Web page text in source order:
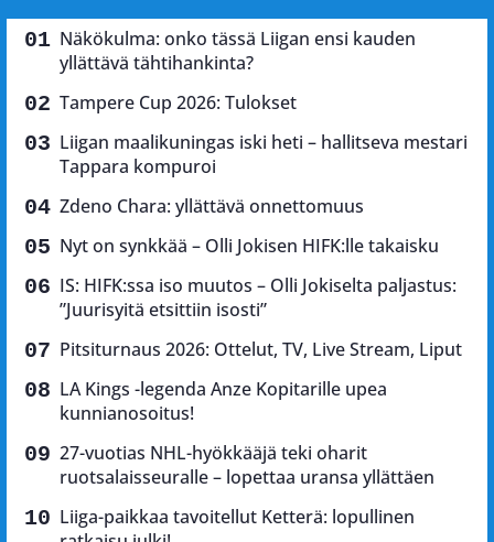
Näkökulma: onko tässä Liigan ensi kauden
yllättävä tähtihankinta?
Tampere Cup 2026: Tulokset
Liigan maalikuningas iski heti – hallitseva mestari
Tappara kompuroi
Zdeno Chara: yllättävä onnettomuus
Nyt on synkkää – Olli Jokisen HIFK:lle takaisku
IS: HIFK:ssa iso muutos – Olli Jokiselta paljastus:
”Juurisyitä etsittiin isosti”
Pitsiturnaus 2026: Ottelut, TV, Live Stream, Liput
LA Kings -legenda Anze Kopitarille upea
kunnianosoitus!
27-vuotias NHL-hyökkääjä teki oharit
ruotsalaisseuralle – lopettaa uransa yllättäen
Liiga-paikkaa tavoitellut Ketterä: lopullinen